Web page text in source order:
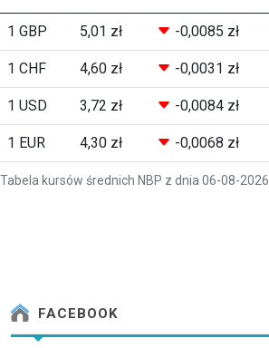
Tabela kursów średnich NBP z dnia 06-08-2026
1 GBP 5,01 zł -0,0085 zł
1 CHF 4,60 zł -0,0031 zł
1 USD 3,72 zł -0,0084 zł
1 EUR 4,30 zł -0,0068 zł
FACEBOOK